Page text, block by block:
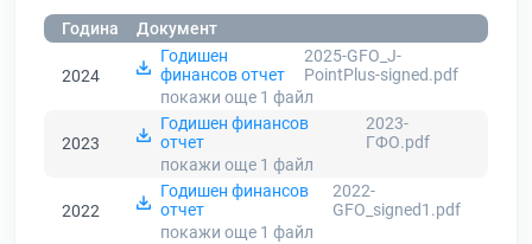
Година Документ
2024
Годишен
финансов отчет
2025-GFO_J-
PointPlus-signed.pdf
покажи още 1 файл
2023
Годишен финансов
отчет
2023-
ГФО.pdf
покажи още 1 файл
2022
Годишен финансов
отчет
2022-
GFO_signed1.pdf
покажи още 1 файл